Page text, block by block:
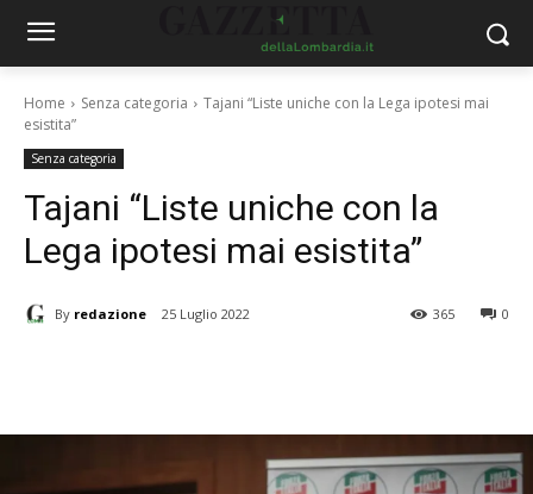
Home Senza categoria
Tajani “Liste uniche con la Lega ipotesi mai
esistita”
Senza categoria
Tajani “Liste uniche con la
Lega ipotesi mai esistita”
By redazione 25 Luglio 2022 0
365